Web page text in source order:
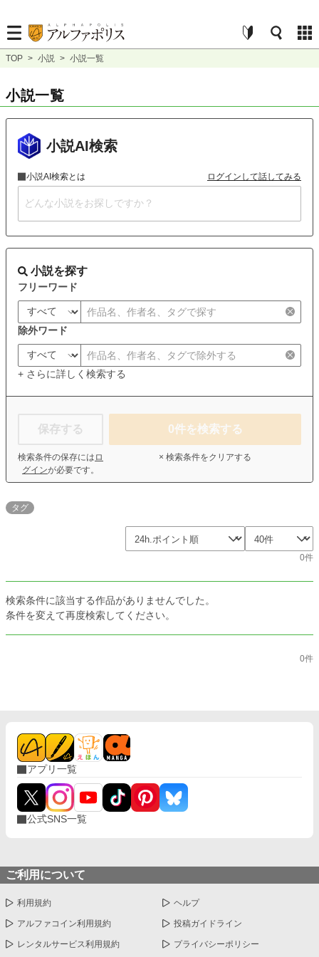
TOP > 小説 > 小説一覧
小説一覧
小説AI検索
小説AI検索とは ログインして話してみる
小説を探す
フリーワード
除外ワード
+ さらに詳しく検索する
保存する
検索条件の保存には ロ
グインが必要です。
0件を検索する
× 検索条件をクリアする
タグ
0件
検索条件に該当する作品がありませんでした。
条件を変えて再度検索してください。
0件
アプリ一覧
公式SNS一覧
ご利用について
利用規約 ヘルプ
アルファコイン利用規約 投稿ガイドライン
レンタルサービス利用規約 プライバシーポリシー